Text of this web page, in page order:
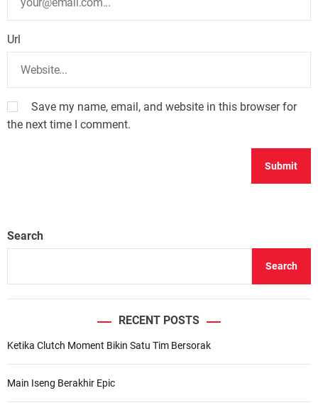
Url
Save my name, email, and website in this browser for
the next time I comment.
Search
Search
RECENT POSTS
Ketika Clutch Moment Bikin Satu Tim Bersorak
Main Iseng Berakhir Epic